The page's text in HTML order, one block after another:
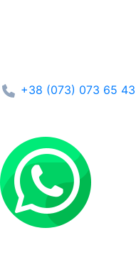
+38 (073) 073 65 43